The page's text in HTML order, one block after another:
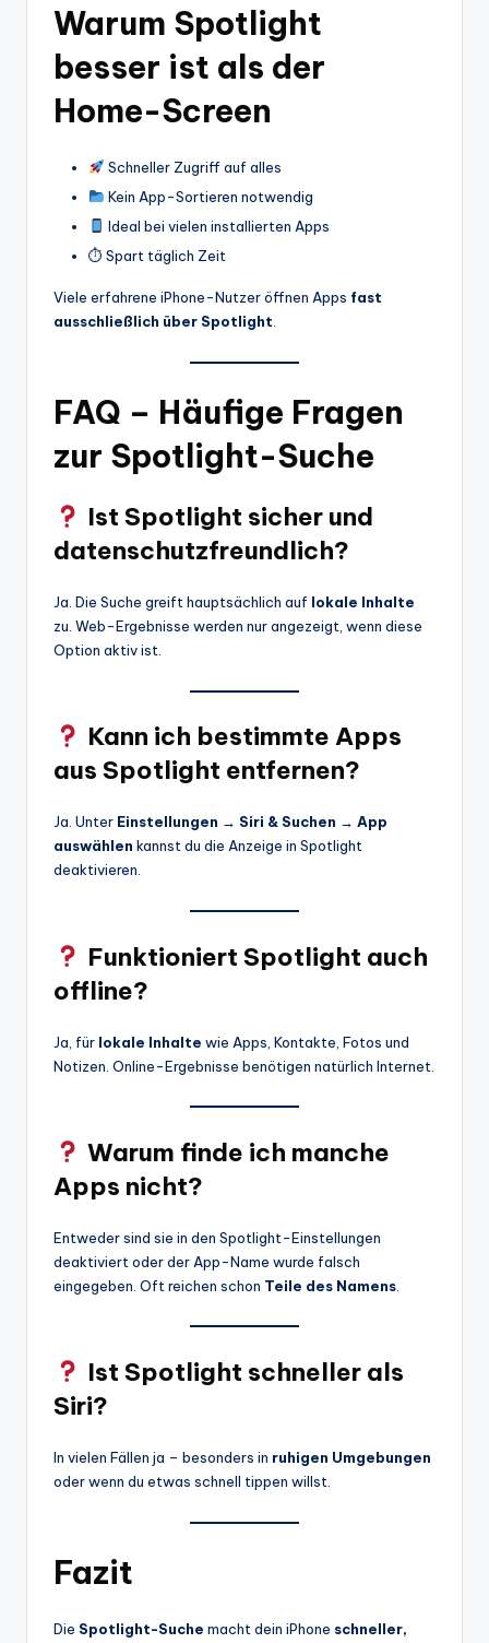
Warum Spotlight
besser ist als der
Home-Screen
Schneller Zugriff auf alles
Kein App-Sortieren notwendig
Ideal bei vielen installierten Apps
⏱ Spart täglich Zeit
Viele erfahrene iPhone-Nutzer öffnen Apps fast
ausschließlich über Spotlight
FAQ – Häufige Fragen
zur Spotlight-Suche
Ist Spotlight sicher und
datenschutzfreundlich?
Ja. Die Suche greift hauptsächlich auf lokale Inhalte
zu. Web-Ergebnisse werden nur angezeigt, wenn diese
Option aktiv ist.
Kann ich bestimmte Apps
aus Spotlight entfernen?
Ja. Unter Einstellungen → Siri & Suchen → App
auswählen kannst du die Anzeige in Spotlight
deaktivieren.
Funktioniert Spotlight auch
offline?
Ja, für lokale Inhalte wie Apps, Kontakte, Fotos und
Notizen. Online-Ergebnisse benötigen natürlich Internet.
Warum finde ich manche
Apps nicht?
Entweder sind sie in den Spotlight-Einstellungen
deaktiviert oder der App-Name wurde falsch
eingegeben. Oft reichen schon Teile des Namens
Ist Spotlight schneller als
Siri?
In vielen Fällen ja – besonders in ruhigen Umgebungen
oder wenn du etwas schnell tippen willst.
Fazit
Die Spotlight-Suche macht dein iPhone schneller,